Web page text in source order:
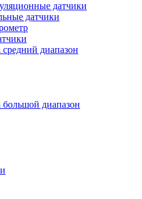
датчики
датчики
диапазон
большой диапазон